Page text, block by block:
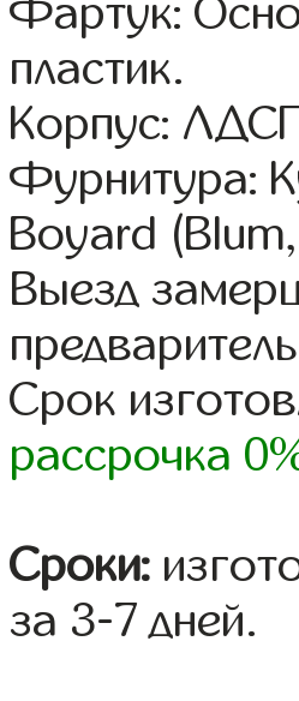
Фартук:
пластик.
Корпус:
Фурнитура:
Boyard
Выезд
Срок
рассрочка
Сроки:
за 3-7 дней.